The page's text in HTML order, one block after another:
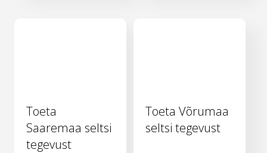
Toeta
Saaremaa seltsi
tegevust
Toeta Võrumaa
seltsi tegevust